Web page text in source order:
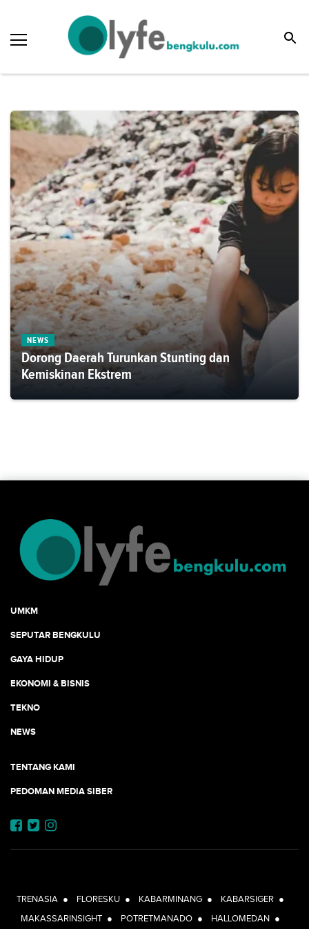
NEWS
Dorong Daerah Turunkan Stunting dan
Kemiskinan Ekstrem
UMKM
SEPUTAR BENGKULU
GAYA HIDUP
EKONOMI & BISNIS
TEKNO
NEWS
TENTANG KAMI
PEDOMAN MEDIA SIBER
TRENASIA ● FLORESKU ● KABARMINANG ● KABARSIGER ●
MAKASSARINSIGHT ● POTRETMANADO ● HALLOMEDAN ●